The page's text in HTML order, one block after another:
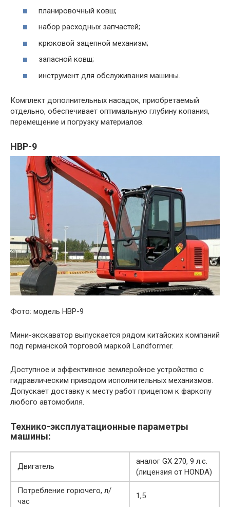
планировочный ковш;
набор расходных запчастей;
крюковой зацепной механизм;
запасной ковш;
инструмент для обслуживания машины.
Комплект дополнительных насадок, приобретаемый
отдельно, обеспечивает оптимальную глубину копания,
перемещение и погрузку материалов.
HBP-9
Фото: модель HBP-9
Мини-экскаватор выпускается рядом китайских компаний
под германской торговой маркой Landformer.
Доступное и эффективное землеройное устройство с
гидравлическим приводом исполнительных механизмов.
Допускает доставку к месту работ прицепом к фаркопу
любого автомобиля.
Технико-эксплуатационные параметры
машины:
Двигатель
аналог GX 270, 9 л.с.
(лицензия от HONDA)
Потребление горючего, л/
час
1,5